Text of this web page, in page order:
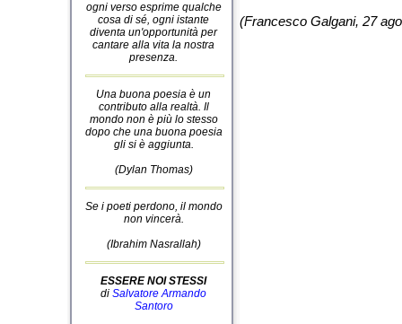
ogni verso esprime qualche
cosa di sé, ogni istante
diventa un'opportunità per
cantare alla vita la nostra
presenza.
Una buona poesia è un
contributo alla realtà. Il
mondo non è più lo stesso
dopo che una buona poesia
gli si è aggiunta.
(Dylan Thomas)
Se i poeti perdono, il mondo
non vincerà.
(Ibrahim Nasrallah)
ESSERE NOI STESSI
di Salvatore Armando
Santoro
(Francesco Galgani, 27